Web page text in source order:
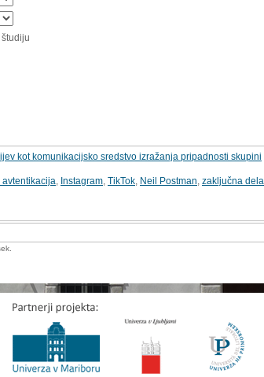
kot komunikacijsko sredstvo izražanja pripadnosti skupini
Instagram TikTok Neil Postman zaključna dela